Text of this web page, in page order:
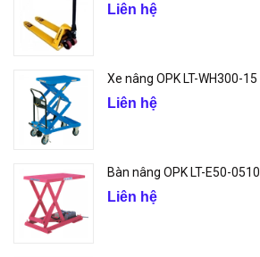
Liên hệ
Xe nâng OPK LT-WH300-15
Liên hệ
Bàn nâng OPK LT-E50-0510
Liên hệ